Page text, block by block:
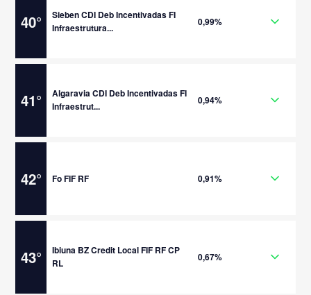
40°
Sieben CDI Deb Incentivadas FI
Infraestrutura...
0,99%
41°
Algaravia CDI Deb Incentivadas FI
Infraestrut...
0,94%
42° Fo FIF RF 0,91%
43°
Ibiuna BZ Credit Local FIF RF CP
RL
0,67%